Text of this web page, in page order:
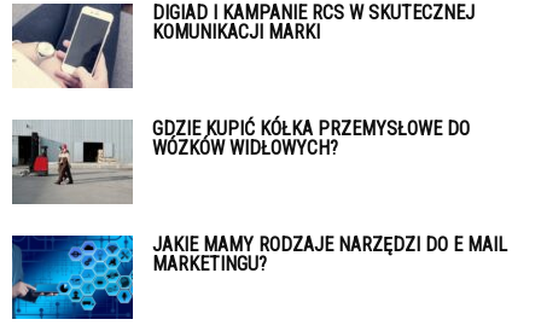
DIGIAD I KAMPANIE RCS W SKUTECZNEJ
KOMUNIKACJI MARKI
GDZIE KUPIĆ KÓŁKA PRZEMYSŁOWE DO
WÓZKÓW WIDŁOWYCH?
JAKIE MAMY RODZAJE NARZĘDZI DO E MAIL
MARKETINGU?